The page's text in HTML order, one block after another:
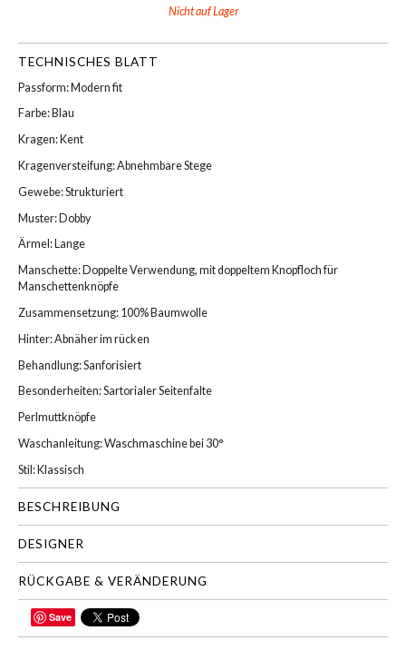
Nicht auf Lager
TECHNISCHES BLATT
Passform: Modern fit
Farbe: Blau
Kragen: Kent
Kragenversteifung: Abnehmbare Stege
Gewebe: Strukturiert
Muster: Dobby
Ärmel: Lange
Manschette: Doppelte Verwendung, mit doppeltem Knopfloch für
Manschettenknöpfe
Zusammensetzung: 100% Baumwolle
Hinter: Abnäher im rücken
Behandlung: Sanforisiert
Besonderheiten: Sartorialer Seitenfalte
Perlmuttknöpfe
Waschanleitung: Waschmaschine bei 30°
Stil: Klassisch
BESCHREIBUNG
DESIGNER
RÜCKGABE & VERÄNDERUNG
TEILEN
Save